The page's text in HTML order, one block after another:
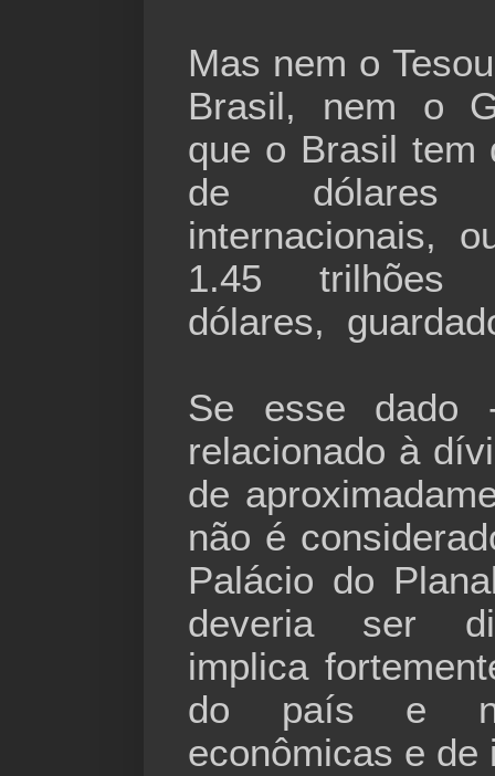
Mas nem o
Brasil, nem o
que o Brasil tem
de dólares
internacionais,
1.45
dólares,
Se esse dado
relacionado à
de
não é
Palácio do
deveria ser
implica
do país e
econômicas e de